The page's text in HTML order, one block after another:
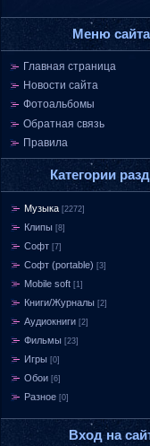
Меню сайта
Главная страница
Новости сайта
Фотоальбомы
Обратная связь
Правила
Категории
Музыка [2272]
Клипы [8]
Софт [7]
Софт (portable) [3]
Mobile soft [1]
Книги/Журналы [2]
Аудиокниги [2]
Фильмы [23]
Игры [0]
Обои [6]
Разное [0]
Вход на